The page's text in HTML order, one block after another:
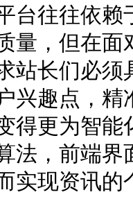
往往依赖
量，但在
站长们必
兴趣点，
得更为智
法，前端
实现资讯